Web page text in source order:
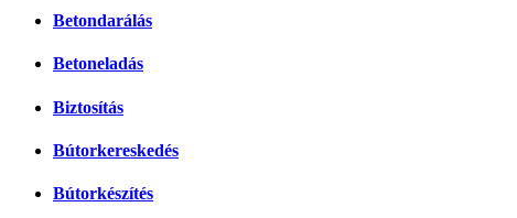
Betondarálás
Betoneladás
Biztosítás
Bútorkereskedés
Bútorkészítés